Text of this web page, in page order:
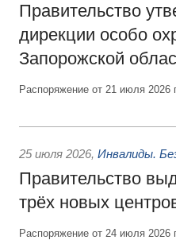
Правительство
дирекции особо
Запорожской
Распоряжение от 21 июля 2026
25 июля 2026, Инвалиды.
Правительство
трёх новых
Распоряжение от 24 июля 2026